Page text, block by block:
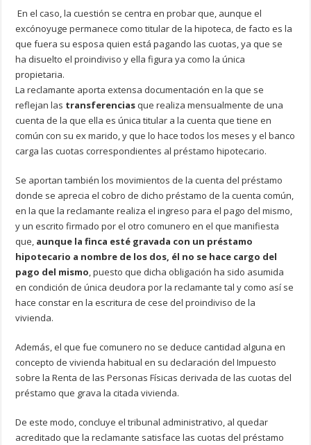
En el caso, la cuestión se centra en probar que, aunque el
excónoyuge permanece como titular de la hipoteca, de facto es la
que fuera su esposa quien está pagando las cuotas, ya que se
ha disuelto el proindiviso y ella figura ya como la única
propietaria.
La reclamante aporta extensa documentación en la que se
reflejan las transferenciasque realiza mensualmente de una
cuenta de la que ella es única titular a la cuenta que tiene en
común con su ex marido, y que lo hace todos los meses y el banco
carga las cuotas correspondientes al préstamo hipotecario.
Se aportan también los movimientos de la cuenta del préstamo
donde se aprecia el cobro de dicho préstamo de la cuenta común,
en la que la reclamante realiza el ingreso para el pago del mismo,
y un escrito firmado por el otro comunero en el que manifiesta
que, aunque la finca esté gravada con un préstamo
hipotecario a nombre de los dos, él no se hace cargo del
pago del mismo, puesto que dicha obligación ha sido asumida
en condición de única deudora por la reclamante tal y como así se
hace constar en la escritura de cese del proindiviso de la
vivienda.
Además, el que fue comunero no se deduce cantidad alguna en
concepto de vivienda habitual en su declaración del Impuesto
sobre la Renta de las Personas Físicas derivada de las cuotas del
préstamo que grava la citada vivienda.
De este modo, concluye el tribunal administrativo, al quedar
acreditado que la reclamante satisface las cuotas del préstamo